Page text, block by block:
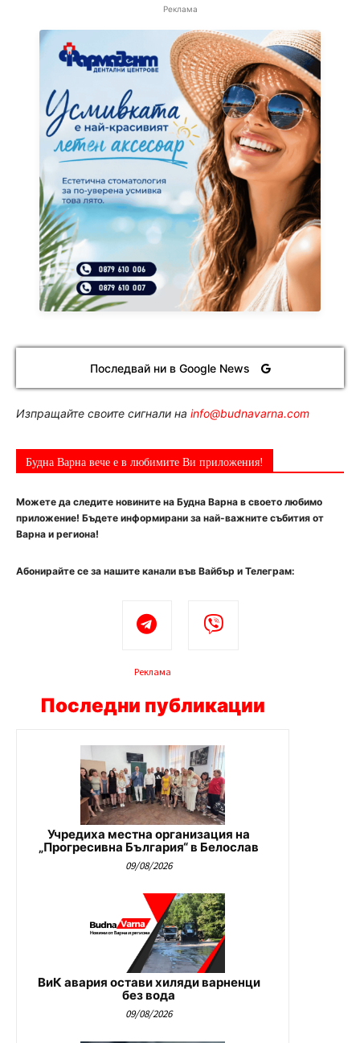
Реклама
Последвай ни в Google News
Изпращайте своите сигнали на info@budnavarna.com
Будна Варна вече е в любимите Ви приложения!
Можете да следите новините на Будна Варна в своето любимо
приложение! Бъдете информирани за най-важните събития от
Варна и региона!
Абонирайте се за нашите канали във Вайбър и Телеграм:
Реклама
Последни публикации
Учредиха местна организация на
„Прогресивна България“ в Белослав
09/08/2026
ВиК авария остави хиляди варненци
без вода
09/08/2026